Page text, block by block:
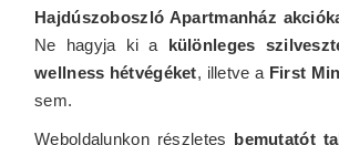
Hajdúszoboszló Apartmanház
Ne hagyja ki a különleges
wellness hétvégéket, illetve a First
sem.
Weboldalunkon részletes bemutatót